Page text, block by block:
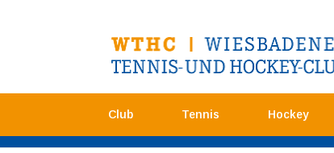
Club Tennis Hockey